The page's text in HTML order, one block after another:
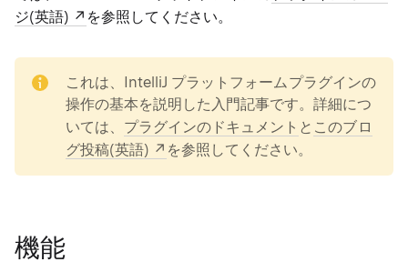
ジ(英語)
を参照してください。
これは、IntelliJ プラットフォームプラグインの
操作の基本を説明した入門記事です。詳細につ
いては、 プラグインのドキュメント と このブロ
グ投稿(英語)
を参照してください。
機能